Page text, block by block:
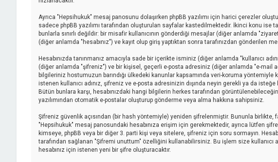
Ayrıca "Hepsihukuk" mesaj panosunu dolaşırken phpBB yazılımı için harici çerezler
sadece phpBB yazılımı tarafından oluşturulan sayfalar kastedilmektedir. İkinci konu ise
bunlarla sınırlı değildir: bir misafir kullanıcının gönderdiği mesajlar (diğer anlamda
(diğer anlamda "hesabınız") ve kayıt olup giriş yaptıktan sonra tarafınızdan gönderilen
Hesabınızda tanınmanız amacıyla sade bir içerikte isminiz (diğer anlamda "kullanıcı
(diğer anlamda "şifreniz") ve bir kişisel, geçerli e-posta adresiniz (diğer anlamda "e-mail
bilgileriniz hostumuzun barındığı ülkedeki kanunlar kapsamında veri-koruma yöntemiyle
istenen kullanıcı adınız, şifreniz ve e-posta adresinizin dışında neyin gerekli ya da
Bütün bunlara karşı, hesabınızdaki hangi bilgilerin herkes tarafından
yazılımından otomatik e-postalar oluşturup gönderme veya alma hakkına sahipsiniz.
Şifreniz güvenlik açısından (bir hash yöntemiyle) yeniden şifrelenmiştir. Bununla birlikte,
"Hepsihukuk" mesaj panosundaki hesabınıza erişim için gerekmektedir, ayrıca lütfen
kimseye, phpBB veya bir diğer 3. parti kişi veya sitelere, şifreniz için soru sormayın.
tarafından sağlanan "Şifremi unuttum" özelliğini kullanabilirsiniz. Bu işlem size kullanıcı
hesabınız için istenen yeni bir şifre oluşturacaktır.